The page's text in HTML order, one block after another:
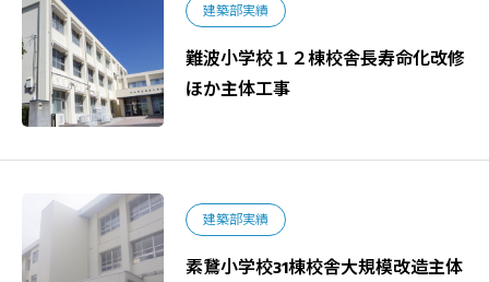
建築部実績
難波小学校１２棟校舎長寿命化改修
ほか主体工事
建築部実績
素鵞小学校31棟校舎大規模改造主体